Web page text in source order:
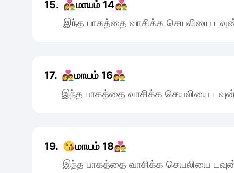
15. 👩‍❤️‍👨மாயம் 14👩‍❤️‍👨
இந்த பாகத்தை வாசிக்க செயலியை
17. 👩‍❤️‍👨மாயம் 16👩‍❤️‍👨
இந்த பாகத்தை வாசிக்க செயலியை
19. 😘மாயம் 18👩‍❤️‍👨
இந்த பாகத்தை வாசிக்க செயலியை